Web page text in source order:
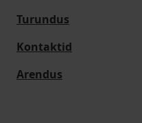
Turundus
Kontaktid
Arendus